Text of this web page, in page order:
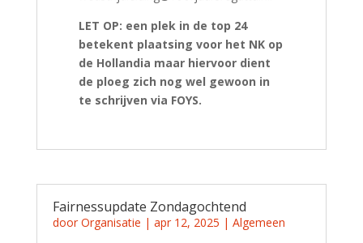
LET OP: een plek in de top 24
betekent plaatsing voor het NK op
de Hollandia maar hiervoor dient
de ploeg zich nog wel gewoon in
te schrijven via FOYS.
Fairnessupdate Zondagochtend
door Organisatie | apr 12, 2025 | Algemeen